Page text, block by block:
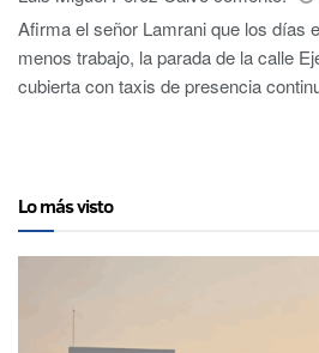
Afirma el señor Lamrani que los días
menos trabajo, la parada de la calle
cubierta con taxis de presencia
Lo más visto